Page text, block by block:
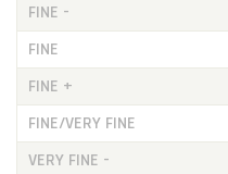
FINE -
FINE
FINE +
FINE/VERY FINE
VERY FINE -